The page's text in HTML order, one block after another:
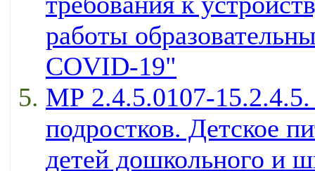
работы
COVID-19"
МР 2.4.5.0107-15.2.4.5.
подростков. Детское
детей дошкольного и